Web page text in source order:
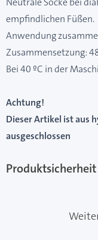
empfindlichen Füßen.
Anwendung
Zusammensetzung:
Bei 40 ºC in der
Achtung!
Dieser Artikel ist aus
ausgeschlossen
Produktsicherheit